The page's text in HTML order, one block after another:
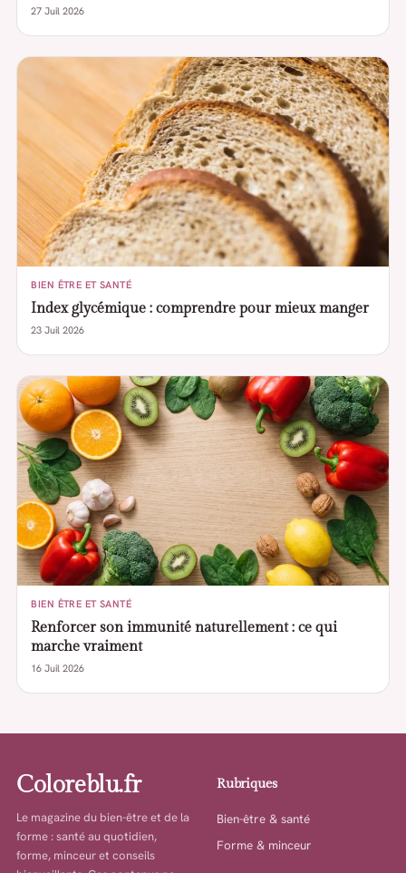
27 Juil 2026
BIEN ÊTRE ET SANTÉ
Index glycémique : comprendre pour mieux manger
23 Juil 2026
BIEN ÊTRE ET SANTÉ
Renforcer son immunité naturellement : ce qui
marche vraiment
16 Juil 2026
Coloreblu.fr
Le magazine du bien-être et de la
forme : santé au quotidien,
forme, minceur et conseils
Rubriques
Bien-être & santé
Forme & minceur